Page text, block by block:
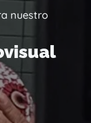
nuestro